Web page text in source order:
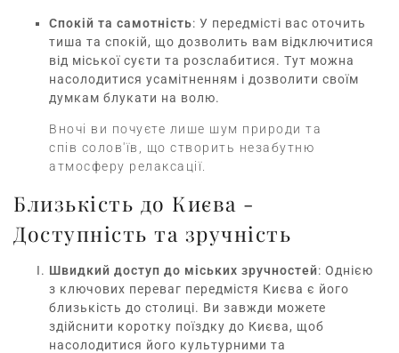
Спокій та самотність: У передмісті вас оточить
тиша та спокій, що дозволить вам відключитися
від міської суєти та розслабитися. Тут можна
насолодитися усамітненням і дозволити своїм
думкам блукати на волю.
Вночі ви почуєте лише шум природи та
спів солов'їв, що створить незабутню
атмосферу релаксації.
Близькість до Києва -
Доступність та зручність
Швидкий доступ до міських зручностей: Однією
з ключових переваг передмістя Києва є його
близькість до столиці. Ви завжди можете
здійснити коротку поїздку до Києва, щоб
насолодитися його культурними та